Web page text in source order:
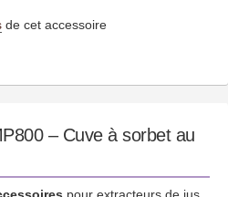
de cet accessoire
– Cuve à sorbet au